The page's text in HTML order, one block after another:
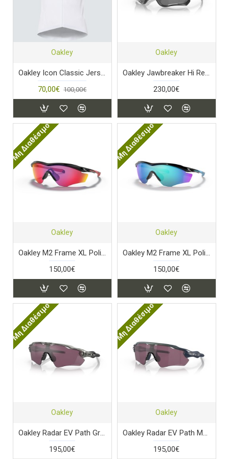
Oakley
Oakley Icon Classic Jersey White
70,00€ 100,00€
Oakley
Oakley Jawbreaker Hi Res Matte Carbon Prizm Black
230,00€
Μη Διαθέσιμο
Oakley
Oakley M2 Frame XL Polished Black PRIZM Road
150,00€
Μη Διαθέσιμο
Oakley
Oakley M2 Frame XL Polished Black PRIZM Sapphire
150,00€
Μη Διαθέσιμο
Oakley
Oakley Radar EV Path Grey PRIZM Road
195,00€
Μη Διαθέσιμο
Oakley
Oakley Radar EV Path Matte Silver PRIZM Road
195,00€